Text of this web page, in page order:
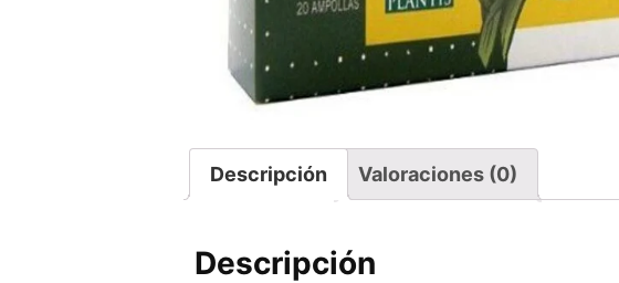
Descripción Valoraciones (0)
Descripción